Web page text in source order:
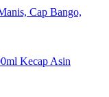
Cap Bango,
Kecap Asin